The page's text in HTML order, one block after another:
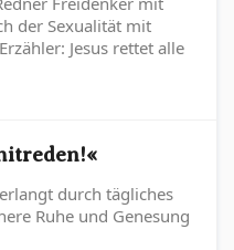
der Sexualität mit
Jesus rettet alle
durch tägliches
Ruhe und Genesung